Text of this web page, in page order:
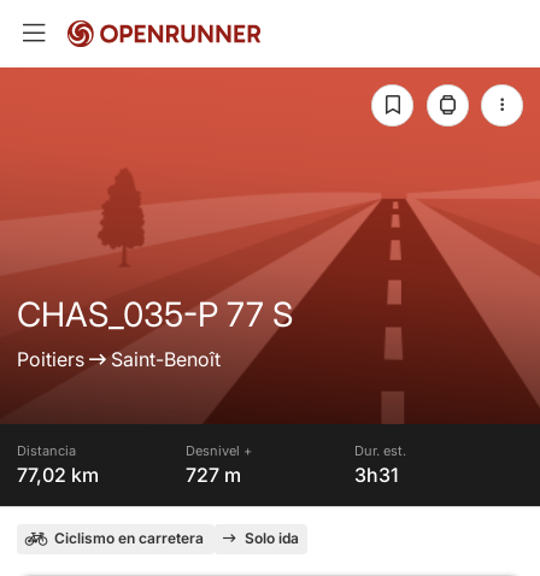
CHAS_035-P 77 S
Poitiers Saint-Benoît
Distancia
77,02 km
Desnivel +
727 m
Dur. est.
3h31
Ciclismo en carretera Solo ida